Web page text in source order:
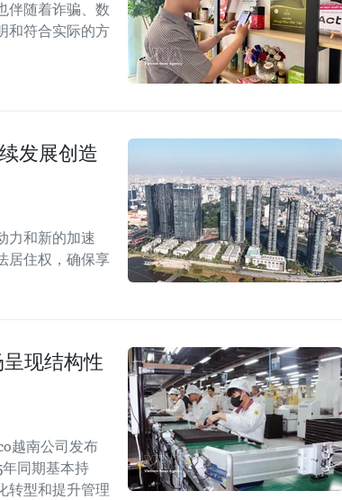
伴随着诈骗、数
和符合实际的方
发展创造
力和新的加速
居住权，确保享
现结构性
越南公司发布
同期基本持
转型和提升管理